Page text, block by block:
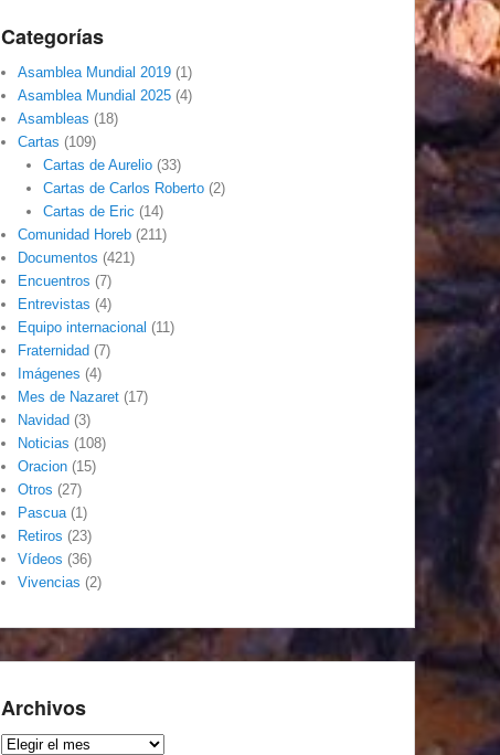
Categorías
Asamblea Mundial 2019 (1)
Asamblea Mundial 2025 (4)
Asambleas (18)
Cartas (109)
Cartas de Aurelio(33)
Cartas de Carlos Roberto(2)
Cartas de Eric (14)
Comunidad Horeb (211)
Documentos (421)
Encuentros (7)
Entrevistas (4)
Equipo internacional (11)
Fraternidad (7)
Imágenes (4)
Mes de Nazaret (17)
Navidad (3)
Noticias (108)
Oracion (15)
Otros (27)
Pascua(1)
Retiros (23)
Vídeos (36)
Vivencias (2)
Archivos
Archivos